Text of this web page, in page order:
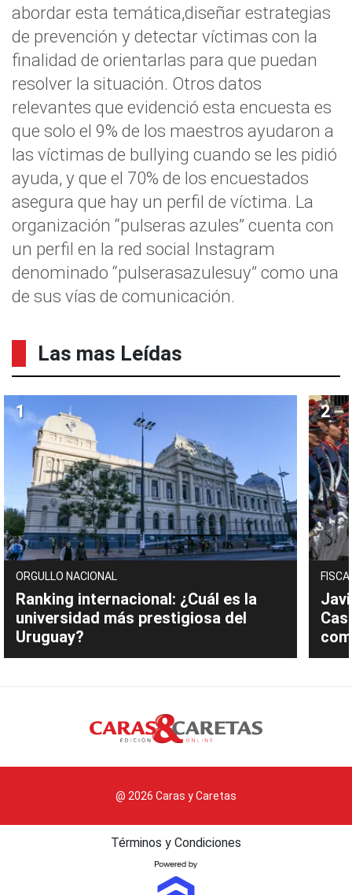
abordar esta temática,diseñar estrategias
de prevención y detectar víctimas con la
finalidad de orientarlas para que puedan
resolver la situación. Otros datos
relevantes que evidenció esta encuesta es
que solo el 9% de los maestros ayudaron a
las víctimas de bullying cuando se les pidió
ayuda, y que el 70% de los encuestados
asegura que hay un perfil de víctima. La
organización “pulseras azules” cuenta con
un perfil en la red social Instagram
denominado “pulserasazulesuy” como una
de sus vías de comunicación.
Las mas Leídas
ORGULLO NACIONAL
Ranking internacional: ¿Cuál es la
universidad más prestigiosa del
Uruguay?
@ 2026 Caras y Caretas
Términos y Condiciones